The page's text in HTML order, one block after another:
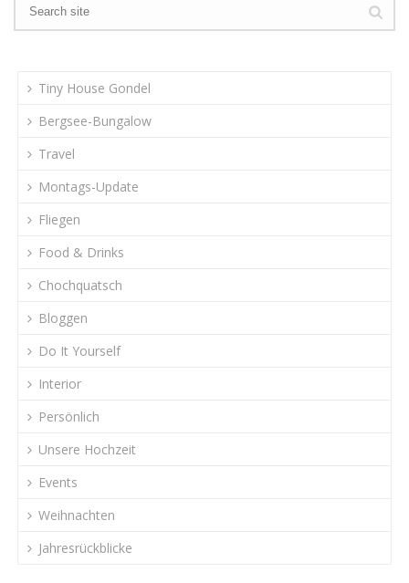
Tiny House Gondel
Bergsee-Bungalow
Travel
Montags-Update
Fliegen
Food & Drinks
Chochquatsch
Bloggen
Do It Yourself
Interior
Persönlich
Unsere Hochzeit
Events
Weihnachten
Jahresrückblicke